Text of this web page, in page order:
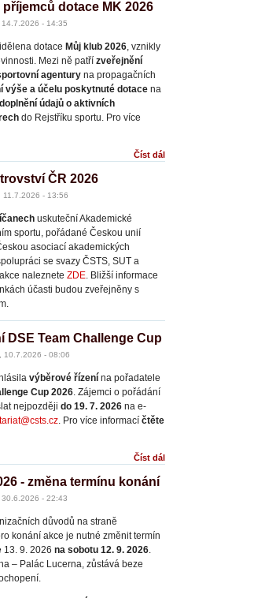
dotace MK 2026
- 14:35
dotace Můj klub 2026, vznikly
Mezi ně patří zveřejnění
agentury na propagačních
výše a účelu poskytnuté dotace na
doplnění údajů o aktivních
do Rejstříku sportu. Pro více
Číst dál
ČR 2026
11.7.2026 - 13:56
uskuteční Akademické
sportu, pořádané Českou unií
asociací akademických
se svazy ČSTS, SUT a
akce naleznete ZDE. Bližší informace
účasti budou zveřejněny s
DSE Team Challenge Cup
10.7.2026 - 08:06
výběrové řízení na pořadatele
Cup 2026. Zájemci o pořádání
nejpozději do 19. 7. 2026 na e-
. Pro více informací čtěte
Číst dál
- změna termínu konání
- 22:43
důvodů na straně
konání akce je nutné změnit termín
13. 9. 2026 na sobotu 12. 9. 2026.
– Palác Lucerna, zůstává beze